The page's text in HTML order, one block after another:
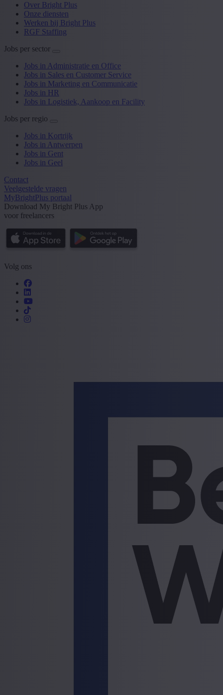
Over Bright Plus
Onze diensten
Werken bij Bright Plus
RGF Staffing
Jobs per sector
Jobs in Administratie en Office
Jobs in Sales en Customer Service
Jobs in Marketing en Communicatie
Jobs in HR
Jobs in Logistiek, Aankoop en Facility
Jobs per regio
Jobs in Kortrijk
Jobs in Antwerpen
Jobs in Gent
Jobs in Geel
Contact
Veelgestelde vragen
MyBrightPlus portaal
Download My Bright Plus App
voor freelancers
Volg ons